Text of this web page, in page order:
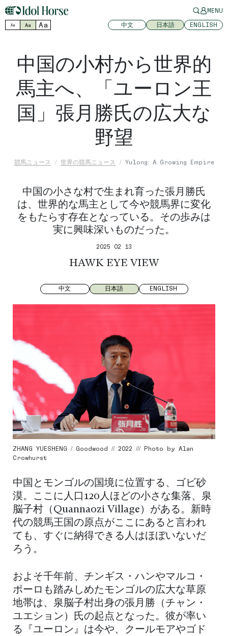
MENU
Aa Aa Aa 中文 日本語 ENGLISH
中国の小村から世界的
馬主へ、「ユーロン王
国」張月勝氏の広大な
野望
競馬ニュース 世界の競馬ニュース Yulong: A Growing Empire
中国の小さな村で生まれ育った張月勝氏
は、世界的な馬主として今や競馬界に変化
をもたらす存在となっている。その歩みは
実に興味深いものだった。
2025 02 13
HAWK EYE VIEW
中文 日本語 ENGLISH
ZHANG YUESHENG / Goodwood // 2022 /// Photo by Alan
Crowhurst
中国とモンゴルの国境に位置する、ゴビ砂
漠。ここに人口120人ほどの小さな集落、泉
脳子村（Quannaozi Village）がある。新時
代の競馬王国の原点がここにあると言われ
ても、すぐに納得できる人はほぼいないだ
ろう。
およそ千年前、チンギス・ハンやマルコ・
ポーロも踏みしめたモンゴルの広大な草原
地帯は、泉脳子村出身の張月勝（チャン・
ユエション）氏の起点となった。彼が率い
る『ユーロン』は今や、クールモアやゴド